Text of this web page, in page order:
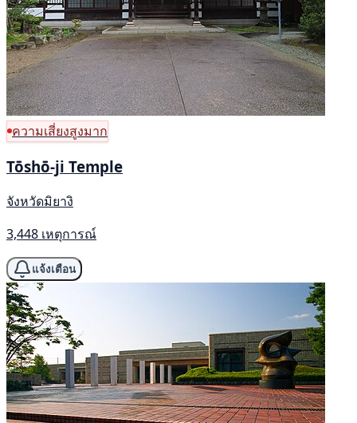
ความเสี่ยงสูงมาก
Tōshō-ji Temple
จังหวัดมิยางิ
3,448 เหตุการณ์
แจ้งเตือน